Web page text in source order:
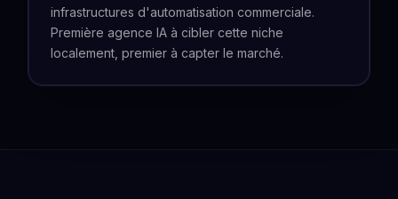
infrastructures d'automatisation commerciale.
Première agence IA à cibler cette niche
localement, premier à capter le marché.